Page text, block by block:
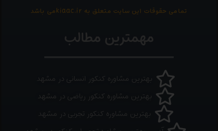
تمامی حقوقات این سایت متعلق به kiaac.irمی باشد
مهمترین مطالب
بهترین مشاوره کنکور انسانی در مشهد
بهترین مشاوره کنکور ریاضی در مشهد
بهترین مشاوره کنکور تجربی در مشهد